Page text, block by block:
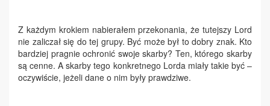
Z każdym krokiem nabierałem przekonania, że tutejszy Lord
nie zaliczał się do tej grupy. Być może był to dobry znak. Kto
bardziej pragnie ochronić swoje skarby? Ten, którego skarby
są cenne. A skarby tego konkretnego Lorda miały takie być –
oczywiście, jeżeli dane o nim były prawdziwe.